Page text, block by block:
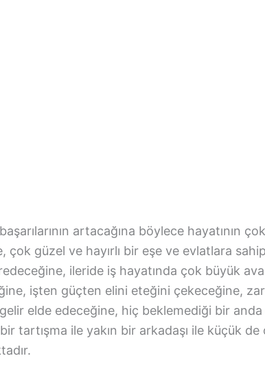
başarılarının artacağına böylece hayatının çok
güzel ve hayırlı bir eşe ve evlatlara sahip
ileride iş hayatında çok büyük
işten güçten elini eteğini çekeceğine,
elde edeceğine, hiç beklemediği bir
tartışma ile yakın bir arkadaşı ile küçük de